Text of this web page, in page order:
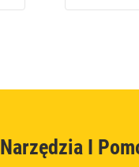
Narzędzia I